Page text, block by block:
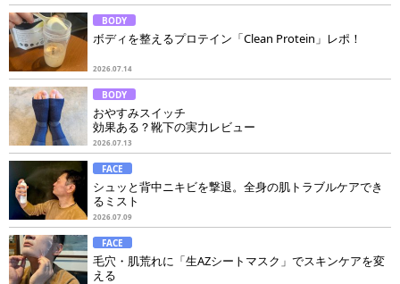
BODY
ボディを整えるプロテイン「Clean Protein」レポ！
2026.07.14
BODY
おやすみスイッチ
効果ある？靴下の実力レビュー
2026.07.13
FACE
シュッと背中ニキビを撃退。全身の肌トラブルケアでき
るミスト
2026.07.09
FACE
毛穴・肌荒れに「生AZシートマスク」でスキンケアを変
える